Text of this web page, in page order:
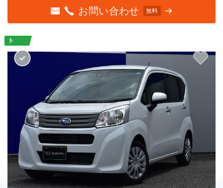
お問い合わせ 無料